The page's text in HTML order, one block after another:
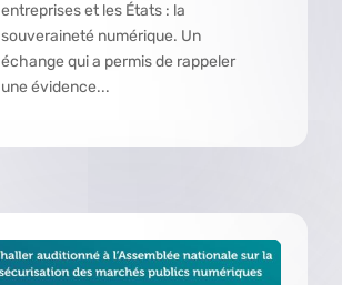
entreprises et les États : la
souveraineté numérique. Un
échange qui a permis de rappeler
une évidence...